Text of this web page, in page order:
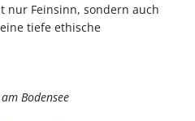
nur Feinsinn, sondern auch
tiefe ethische
Bodensee